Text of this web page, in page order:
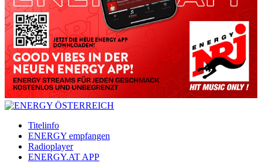
Titelinfo
ENERGY empfangen
Radioplayer
ENERGY.AT APP